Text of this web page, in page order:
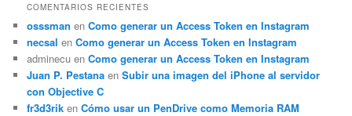
COMENTARIOS RECIENTES
osssman enComo generar un Access Token en Instagram
necsal enComo generar un Access Token en Instagram
adminecu enComo generar un Access Token en Instagram
Juan P. Pestana enSubir una imagen del iPhone al servidor
con Objective C
fr3d3rik enCómo usar un PenDrive como Memoria RAM